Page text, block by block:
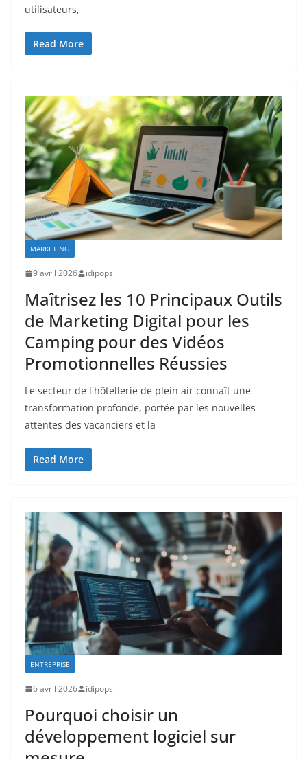
utilisateurs,
Read More
MARKETING
9 avril 2026 idipops
Maîtrisez les 10 Principaux Outils
de Marketing Digital pour les
Camping pour des Vidéos
Promotionnelles Réussies
Le secteur de l'hôtellerie de plein air connaît une
transformation profonde, portée par les nouvelles
attentes des vacanciers et la
Read More
ENTREPRISE
6 avril 2026 idipops
Pourquoi choisir un
développement logiciel sur